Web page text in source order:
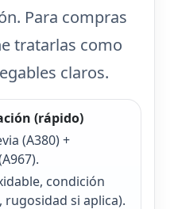
Para compras
tratarlas como
claros.
(rápido)
(A380) +
condición
si aplica).